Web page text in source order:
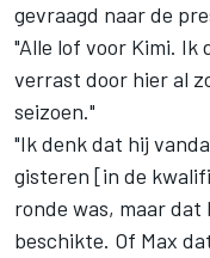
gevraagd naar de
"Alle lof voor Kimi. Ik
verrast door hier al
seizoen."
"Ik denk dat hij
gisteren [in de
ronde was, maar dat
beschikte. Of Max